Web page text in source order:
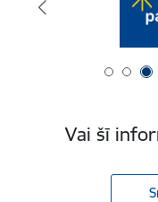
Vai šī